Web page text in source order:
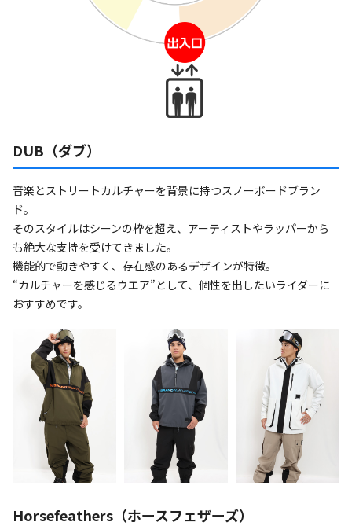
DUB（ダブ）
音楽とストリートカルチャーを背景に持つスノーボードブラン
ド。
そのスタイルはシーンの枠を超え、アーティストやラッパーから
も絶大な支持を受けてきました。
機能的で動きやすく、存在感のあるデザインが特徴。
“カルチャーを感じるウエア”として、個性を出したいライダーに
おすすめです。
Horsefeathers（ホースフェザーズ）